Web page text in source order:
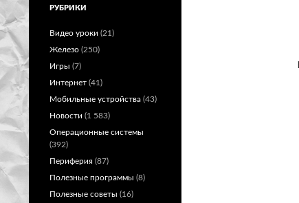
РУБРИКИ
Видео уроки (21)
Железо (250)
Игры (7)
Интернет (41)
Мобильные устройства (43)
Новости (1 583)
Операционные системы
(392)
Периферия (87)
Полезные программы (8)
Полезные советы (16)